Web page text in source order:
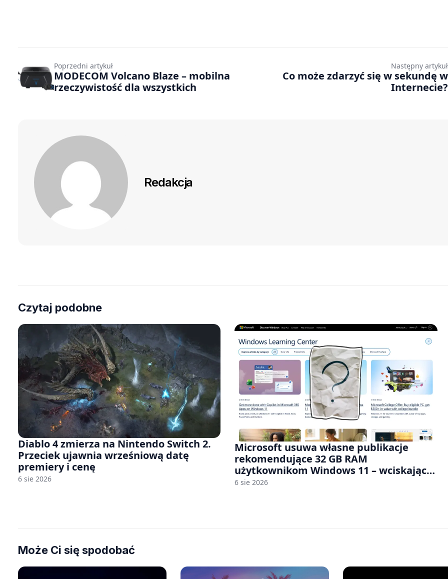
Poprzedni artykuł
MODECOM Volcano Blaze – mobilna
rzeczywistość dla wszystkich
Następny artykuł
Co może zdarzyć się w sekundę w
Internecie?
Redakcja
Czytaj podobne
Diablo 4 zmierza na Nintendo Switch 2.
Przeciek ujawnia wrześniową datę
premiery i cenę
6 sie 2026
Microsoft usuwa własne publikacje
rekomendujące 32 GB RAM
użytkownikom Windows 11 – wciskając
nam przy tym komputery z 8 GB RAM po
6 sie 2026
Może Ci się spodobać